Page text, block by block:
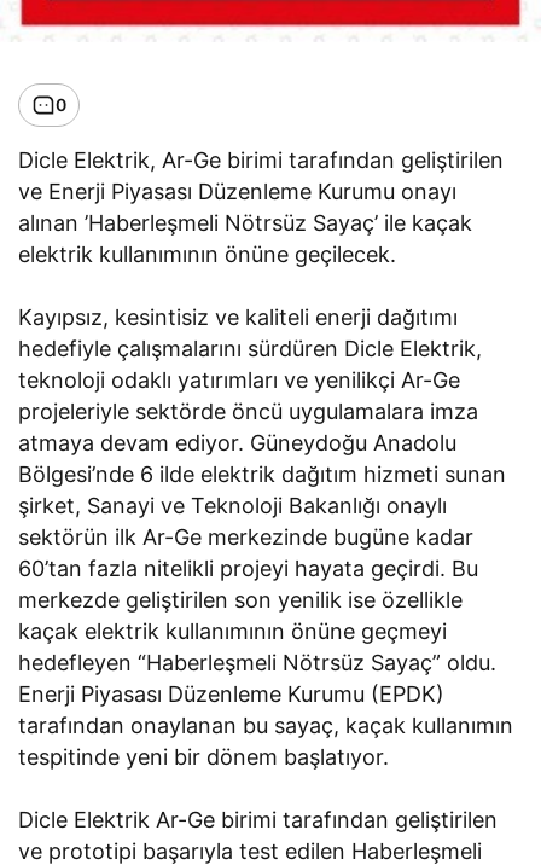
0
Dicle Elektrik, Ar-Ge birimi tarafından geliştirilen
ve Enerji Piyasası Düzenleme Kurumu onayı
alınan ’Haberleşmeli Nötrsüz Sayaç’ ile kaçak
elektrik kullanımının önüne geçilecek.
Kayıpsız, kesintisiz ve kaliteli enerji dağıtımı
hedefiyle çalışmalarını sürdüren Dicle Elektrik,
teknoloji odaklı yatırımları ve yenilikçi Ar-Ge
projeleriyle sektörde öncü uygulamalara imza
atmaya devam ediyor. Güneydoğu Anadolu
Bölgesi’nde 6 ilde elektrik dağıtım hizmeti sunan
şirket, Sanayi ve Teknoloji Bakanlığı onaylı
sektörün ilk Ar-Ge merkezinde bugüne kadar
60’tan fazla nitelikli projeyi hayata geçirdi. Bu
merkezde geliştirilen son yenilik ise özellikle
kaçak elektrik kullanımının önüne geçmeyi
hedefleyen “Haberleşmeli Nötrsüz Sayaç” oldu.
Enerji Piyasası Düzenleme Kurumu (EPDK)
tarafından onaylanan bu sayaç, kaçak kullanımın
tespitinde yeni bir dönem başlatıyor.
Dicle Elektrik Ar-Ge birimi tarafından geliştirilen
ve prototipi başarıyla test edilen Haberleşmeli